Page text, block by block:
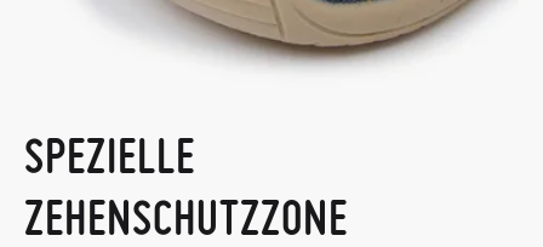
SPEZIELLE
ZEHENSCHUTZZONE